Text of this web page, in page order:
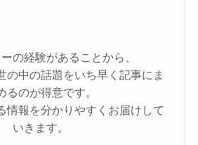
の経験があることから、
の中の話題をいち早く記事にま
るのが得意です。
情報を分かりやすくお届けして
いきます。